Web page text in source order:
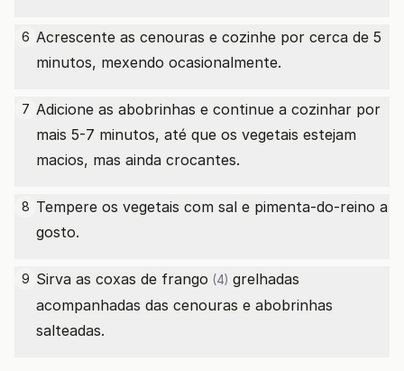
6 Acrescente as cenouras e cozinhe por cerca de 5
minutos, mexendo ocasionalmente.
7 Adicione as abobrinhas e continue a cozinhar por
mais 5-7 minutos, até que os vegetais estejam
macios, mas ainda crocantes.
8 Tempere os vegetais com sal e pimenta-do-reino a
gosto.
9 Sirva as coxas de frango (4) grelhadas
acompanhadas das cenouras e abobrinhas
salteadas.